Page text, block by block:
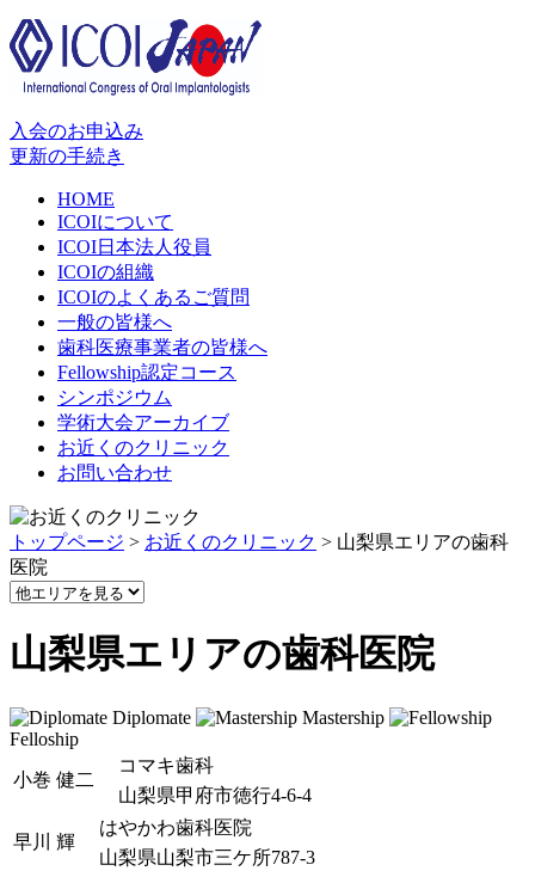
入会のお申込み
更新の手続き
HOME
ICOIについて
ICOI日本法人役員
ICOIの組織
ICOIのよくあるご質問
一般の皆様へ
歯科医療事業者の皆様へ
Fellowship認定コース
シンポジウム
学術大会アーカイブ
お近くのクリニック
お問い合わせ
トップページ > お近くのクリニック > 山梨県エリアの歯科
医院
山梨県エリアの歯科医院
Diplomate
Mastership
Felloship
小巻 健二
コマキ歯科
山梨県甲府市徳行4-6-4
早川 輝
はやかわ歯科医院
山梨県山梨市三ケ所787-3